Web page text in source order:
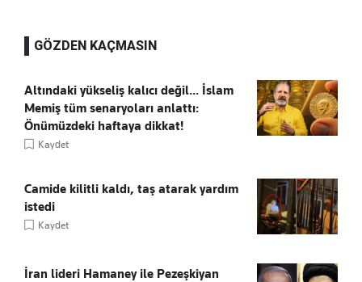
GÖZDEN KAÇMASIN
Altındaki yükseliş kalıcı değil... İslam
Memiş tüm senaryoları anlattı:
Önümüzdeki haftaya dikkat!
Kaydet
Camide kilitli kaldı, taş atarak yardım
istedi
Kaydet
İran lideri Hamaney ile Pezeşkiyan